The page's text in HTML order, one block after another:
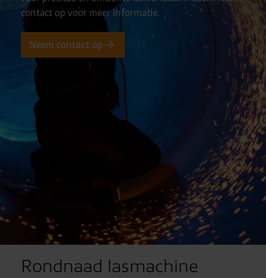
contact op voor meer informatie.
Neem contact op
Rondnaad lasmachine